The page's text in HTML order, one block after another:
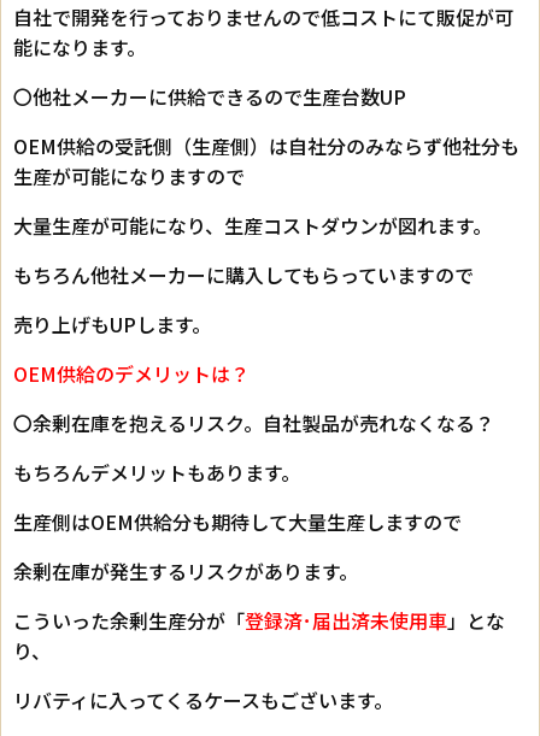
自社で開発を行っておりませんので低コストにて販促が可
能になります。
〇他社メーカーに供給できるので生産台数UP
OEM供給の受託側（生産側）は自社分のみならず他社分も
生産が可能になりますので
大量生産が可能になり、生産コストダウンが図れます。
もちろん他社メーカーに購入してもらっていますので
売り上げもUPします。
OEM供給のデメリットは？
〇余剰在庫を抱えるリスク。自社製品が売れなくなる？
もちろんデメリットもあります。
生産側はOEM供給分も期待して大量生産しますので
余剰在庫が発生するリスクがあります。
こういった余剰生産分が「登録済･届出済未使用車」とな
り、
リバティに入ってくるケースもございます。